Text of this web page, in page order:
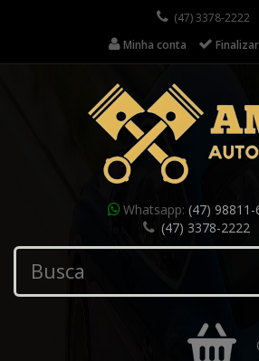
(47) 3378-2222
Minha conta
Whatsapp: (47) 98811-
(47) 3378-2222